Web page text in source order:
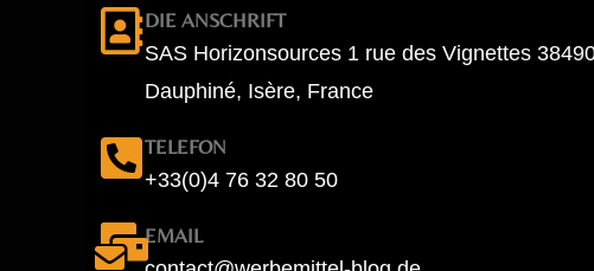
DIE ANSCHRIFT
SAS Horizonsources 1 rue des Vignettes
Dauphiné, Isère, France
TELEFON
+33(0)4 76 32 80 50
EMAIL